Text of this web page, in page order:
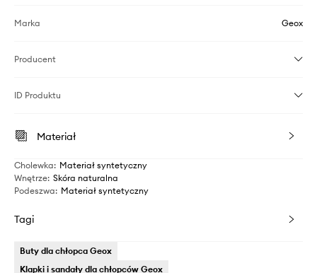
Marka Geox
Producent
ID Produktu
Materiał
Cholewka: Materiał syntetyczny
Wnętrze: Skóra naturalna
Podeszwa: Materiał syntetyczny
Tagi
Buty dla chłopca Geox
Klapki i sandały dla chłopców Geox